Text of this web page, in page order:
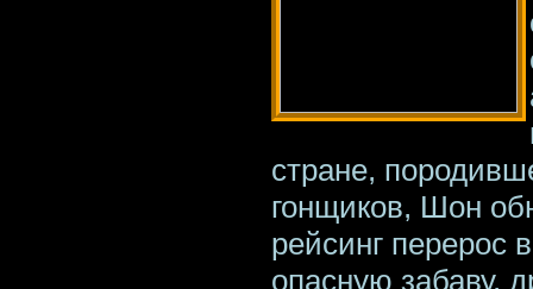
стране,
гонщиков, Шон
рейсинг перерос
опасную забаву,